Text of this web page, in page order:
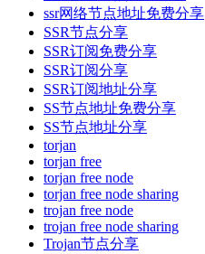
ssr网络节点地址免费分享
SSR节点分享
SSR订阅免费分享
SSR订阅分享
SSR订阅地址分享
SS节点地址免费分享
SS节点地址分享
torjan
torjan free
torjan free node
torjan free node sharing
trojan free node
trojan free node sharing
Trojan节点分享